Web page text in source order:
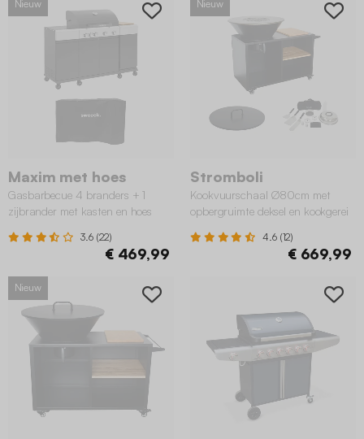
Nieuw
Maxim met hoes
Gasbarbecue 4 branders + 1
zijbrander met kasten en hoes
3.6 (22)
€ 469,99
Nieuw
Stromboli
Kookvuurschaal Ø80cm met
opbergruimte deksel en kookgerei
4.6 (12)
€ 669,99
Nieuw